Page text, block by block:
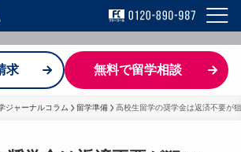
求 無料で留学相談
ジャーナルコラム 留学準備 高校生留学の奨学金は返済不要が